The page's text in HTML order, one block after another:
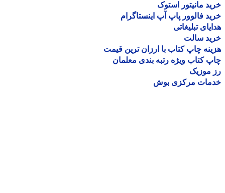
مانیتور استوک
فالوور پاپ آپ اینستاگرام
تبلیغاتی
سالت
چاپ کتاب با ارزان ترین قیمت
کتاب ویژه رتبه بندی معلمان
موزیک
مرکزی بوش